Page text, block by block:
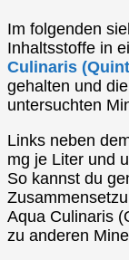
Im folgenden
Inhaltsstoffe in
Culinaris
gehalten und
untersuchten
Links neben
mg je Liter und
So kannst du
Aqua Culinaris
zu anderen